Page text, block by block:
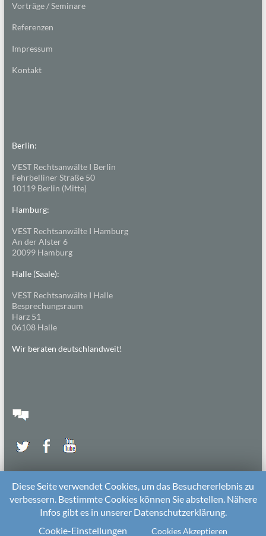
Vorträge / Seminare
Referenzen
Impressum
Kontakt
Berlin:
VEST Rechtsanwälte I Berlin
Fehrbelliner Straße 50
10119 Berlin (Mitte)
Hamburg:
VEST Rechtsanwälte I Hamburg
An der Alster 6
20099 Hamburg
Halle (Saale):
VEST Rechtsanwälte I Halle
Besprechungsraum
Harz 51
06108 Halle
Wir beraten deutschlandweit!
2026 beiDie KitarechtlerUnterstützt von:WordPress. Theme: Spacious von
ThemeGrill
Diese Seite verwendet Cookies, um das Besuchererlebnis zu
verbessern. Bestimmte Cookies können Sie abstellen. Nähere
Infos gibt es in unserer Datenschutzerklärung.
Cookie-Einstellungen
Cookies Akzeptieren